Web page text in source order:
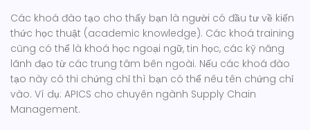
Các khoá đào tạo cho thấy bạn là người có đầu tư về kiến
thức học thuật (academic knowledge). Các khoá training
cũng có thể là khoá học ngoại ngữ, tin học, các kỹ năng
lãnh đạo từ các trung tâm bên ngoài. Nếu các khoá đào
tạo này có thi chứng chỉ thì bạn có thể nêu tên chứng chỉ
vào. Ví dụ: APICS cho chuyên ngành Supply Chain
Management.